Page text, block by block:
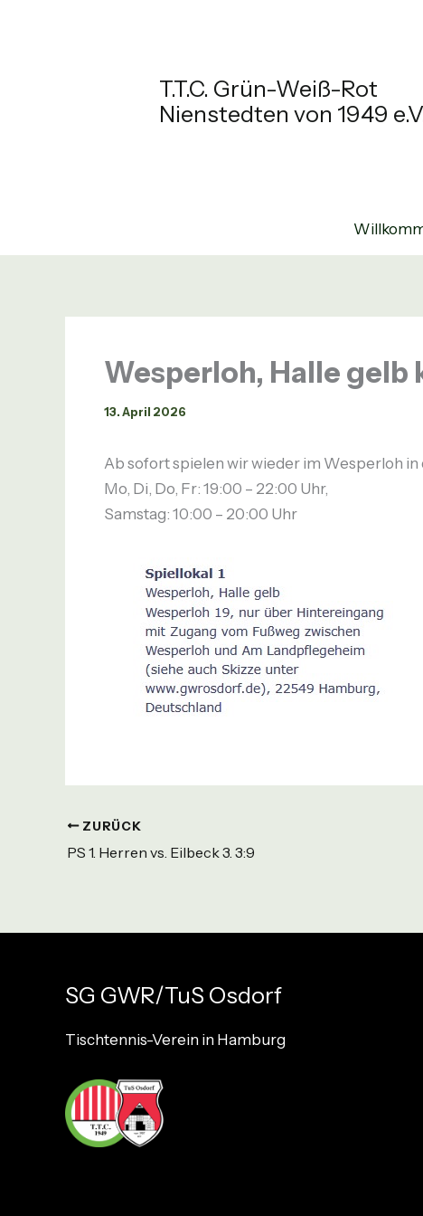
T.T.C. Grün-Weiß-Rot
Nienstedten von 1949
Wesperloh, Halle gelb
13. April 2026
Ab sofort spielen wir wieder im Wesperloh
Mo, Di, Do, Fr: 19:00 – 22:00 Uhr,
Samstag: 10:00 – 20:00 Uhr
ZURÜCK
PS 1. Herren vs. Eilbeck 3. 3:9
SG GWR/TuS Osdorf
Tischtennis-Verein in Hamburg